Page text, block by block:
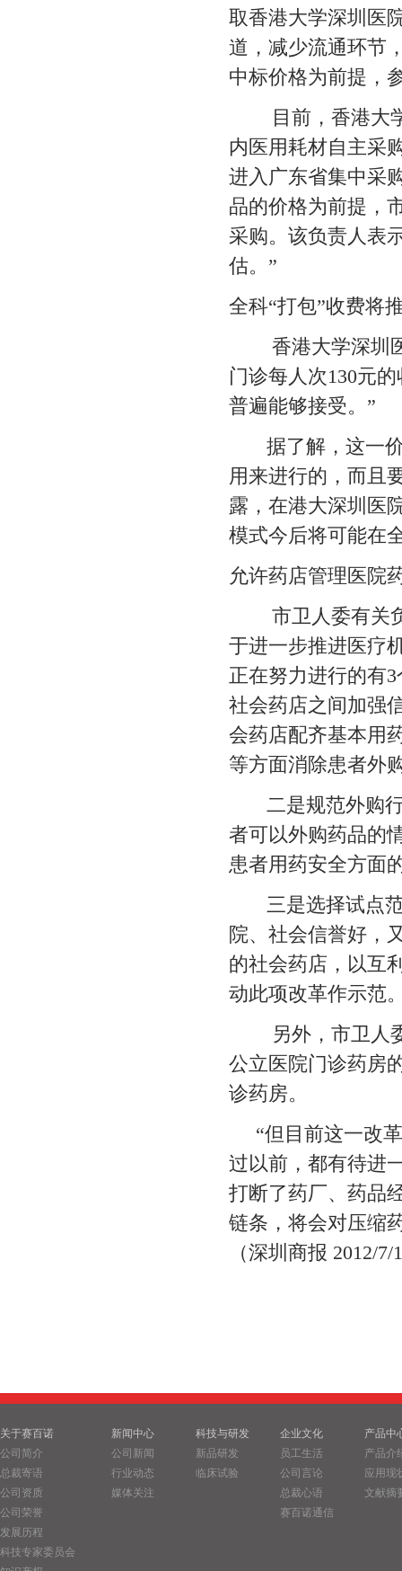
取香港大学深圳医
道，减少流通环节
中标价格为前提，
目前，香港大学
内医用耗材自主采
进入广东省集中采
品的价格为前提，
采购。该负责人表
估。”
全科“打包”收费将
香港大学深圳医
门诊每人次130元
普遍能够接受。”
据了解，这一价
用来进行的，而且
露，在港大深圳医
模式今后将可能在
允许药店管理医院
市卫人委有关负
于进一步推进医疗
正在努力进行的有
社会药店之间加强
会药店配齐基本用
等方面消除患者外
二是规范外购行
者可以外购药品的
患者用药安全方面
三是选择试点范
院、社会信誉好，
的社会药店，以互
动此项改革作示范
另外，市卫人委
公立医院门诊药房
诊药房。
“但目前这一改革
过以前，都有待进
打断了药厂、药品
链条，将会对压缩
（深圳商报 2012/7/
关于赛百诺
公司简介
总裁寄语
公司资质
公司荣誉
发展历程
科技专家委员会
新闻中心
公司新闻
行业动态
媒体关注
科技与研发
新品研发
临床试验
企业文化
员工生活
公司言论
总裁心语
赛百诺通信
产品中
产品介
应用现
文献摘